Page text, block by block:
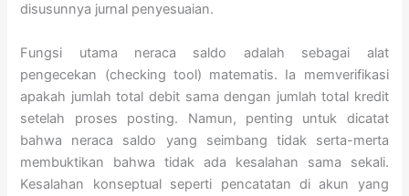
disusunnya jurnal penyesuaian.
Fungsi utama neraca saldo adalah sebagai alat
pengecekan (checking tool) matematis. Ia memverifikasi
apakah jumlah total debit sama dengan jumlah total kredit
setelah proses posting. Namun, penting untuk dicatat
bahwa neraca saldo yang seimbang tidak serta-merta
membuktikan bahwa tidak ada kesalahan sama sekali.
Kesalahan konseptual seperti pencatatan di akun yang